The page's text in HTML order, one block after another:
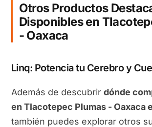
Otros Productos
Disponibles en
- Oaxaca
Linq: Potencia tu Cerebro y
Además de descubrir dónde
en Tlacotepec Plumas - Oaxaca
también puedes explorar otros